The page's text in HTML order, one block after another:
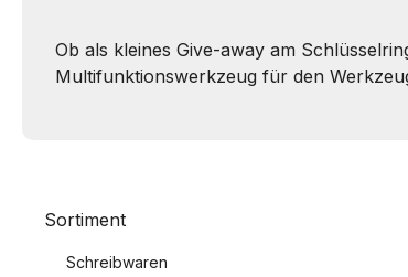
Ob als kleines Give-away am
Multifunktionswerkzeug für den
Sortiment
Schreibwaren